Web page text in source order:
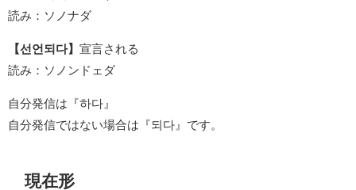
読み：ソノナダ
【선언되다】 宣言される
読み：ソノンドェダ
自分発信は『하다』
自分発信ではない場合は『되다』です。
現在形